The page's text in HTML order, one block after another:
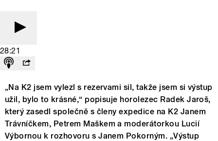
28:21
„Na K2 jsem vylezl s rezervami sil, takže jsem si výstup
užil, bylo to krásné,“ popisuje horolezec Radek Jaroš,
který zasedl společně s členy expedice na K2 Janem
Trávníčkem, Petrem Maškem a moderátorkou Lucií
Výbornou k rozhovoru s Janem Pokorným. „Výstup